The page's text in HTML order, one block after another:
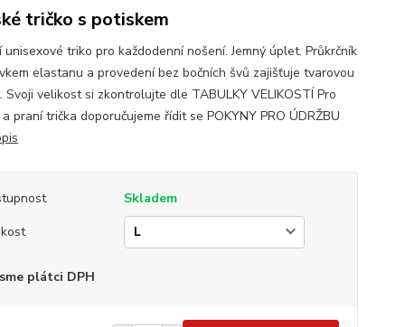
tričko s potiskem
unisexové triko pro každodenní nošení. Jemný úplet. Průkrčník
elastanu a provedení bez bočních švů zajišťuje tvarovou
Svoji velikost si zkontrolujte dle TABULKY VELIKOSTÍ Pro
praní trička doporučujeme řídit se POKYNY PRO ÚDRŽBU
Skladem
plátci DPH